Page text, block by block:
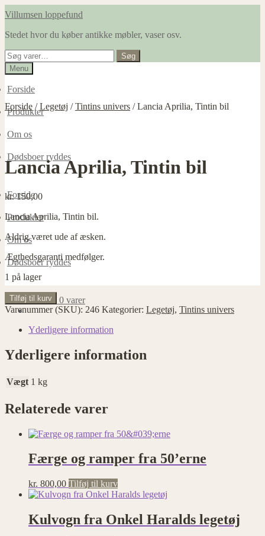
Spring
navigation
Spring
indhold
Villumsen loppefund
Stedet hvor du køber antikke møbler, vaser osv.
Søg
efter:
Søg
Menu
Forside
Produkter
Om os
Dødsboer ryddes
Forside
Produkter
Om os
Dødsboer ryddes
kr. 0,00 0 varer
Forside /Legetøj /Tintins univers /Lancia Aprilia, Tintin bil
Lancia Aprilia, Tintin bil
kr.150,00
Lancia Aprilia, Tintin bil.
Aldrig været ude af æsken.
Ægthedsgaranti medfølger.
1 på lager
Lancia
Aprilia,
Tilføj til kurv
Varenummer (SKU): 246 Kategorier: Legetøj, Tintins univers
Yderligere information
Yderligere information
Vægt 1 kg
Relaterede varer
Færge og ramper fra 50’erne
kr. 800,00 Tilføj til kurv
Kulvogn fra Onkel Haralds legetøj